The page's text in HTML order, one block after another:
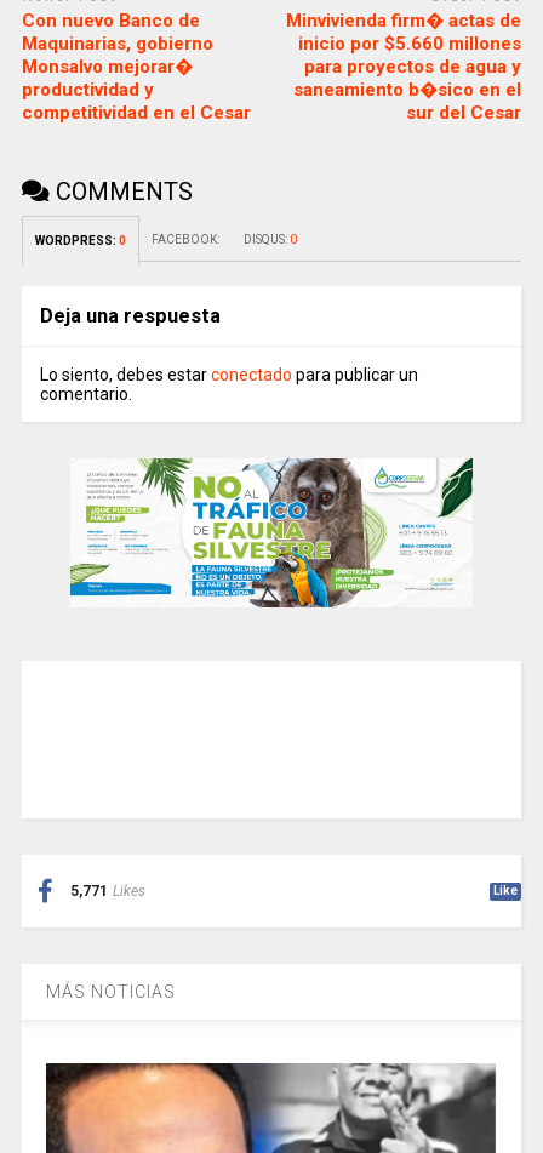
Con nuevo Banco de
Maquinarias, gobierno
Monsalvo mejorar�
productividad y
competitividad en el Cesar
Minvivienda firm� actas de
inicio por $5.660 millones
para proyectos de agua y
saneamiento b�sico en el
sur del Cesar
COMMENTS
WORDPRESS: 0 FACEBOOK: DISQUS: 0
Deja una respuesta
Lo siento, debes estarconectado para publicar un
comentario.
5,771 Likes Like
MÁS NOTICIAS